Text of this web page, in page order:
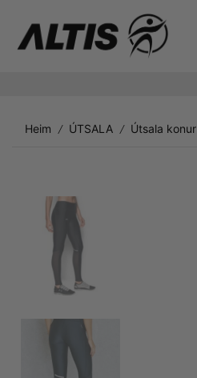
Heim / ÚTSALA / Útsala konur